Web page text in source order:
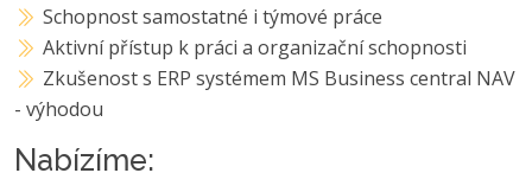
Schopnost samostatné i týmové práce
Aktivní přístup k práci a organizační schopnosti
Zkušenost s ERP systémem MS Business central NAV
- výhodou
Nabízíme: